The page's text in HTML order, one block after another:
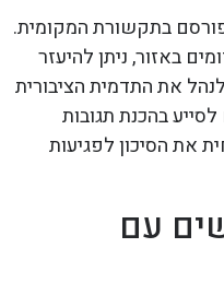
בתקשורת המקומית.
באזור, ניתן להיעזר
את התדמית הציבורית
בהכנת תגובות
את הסיכון לפגיעות
עם